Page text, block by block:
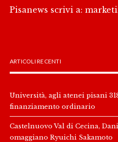
Pisanews scrivi a:
ARTICOLI RECENTI
Università, agli atenei pisani
finanziamento ordinario
Castelnuovo Val di Cecina,
omaggiano Ryuichi Sakamoto